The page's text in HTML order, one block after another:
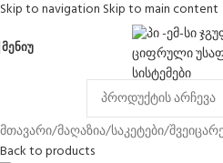
Skip to navigation Skip to main content
ᲛᲔᲜᲘᲣ
მთავარი/მაღაზია/საკეტები/
Back to products